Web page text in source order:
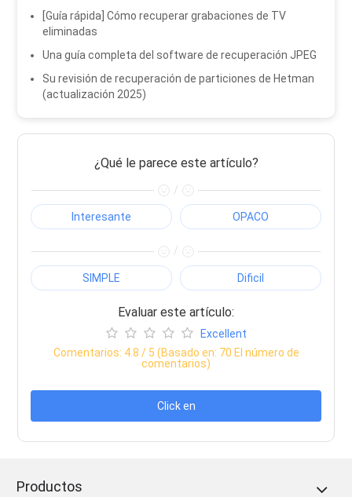
[Guía rápida] Cómo recuperar grabaciones de TV
eliminadas
Una guía completa del software de recuperación JPEG
Su revisión de recuperación de particiones de Hetman
(actualización 2025)
¿Qué le parece este artículo?
/
Interesante OPACO
/
SIMPLE Dificil
Evaluar este artículo:
Excellent
Comentarios: 4.8 / 5 (Basado en: 70 El número de
comentarios)
Click en
Productos